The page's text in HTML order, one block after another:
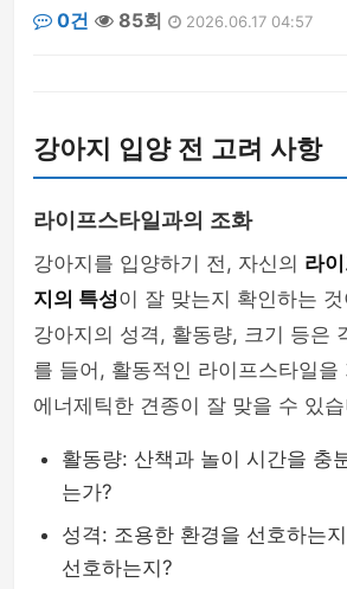
0건
85회 2026.06.17 04:57
강아지 입양 전 고려 사항
라이프스타일과의 조화
강아지를 입양하기 전, 자신의 라
지의 특성이 잘 맞는지 확인하는
강아지의 성격, 활동량, 크기 등은
를 들어, 활동적인 라이프스타일을
에너제틱한 견종이 잘 맞을 수 있
활동량: 산책과 놀이 시간을 충
는가?
성격: 조용한 환경을 선호하는
선호하는지?